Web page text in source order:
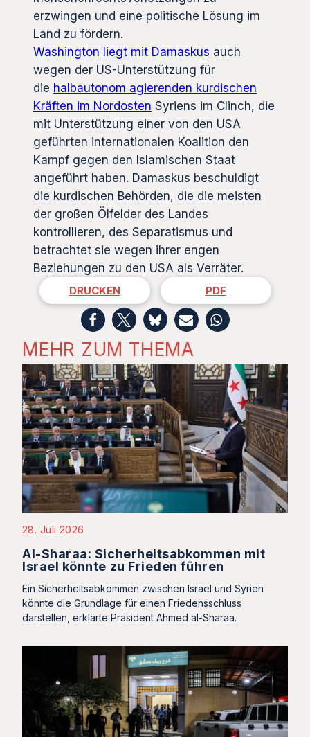
erzwingen und eine politische Lösung im
Land zu fördern.
Washington liegt mit Damaskus auch
wegen der US-Unterstützung für
die halbautonom agierenden kurdischen
Kräften im Nordosten Syriens im Clinch, die
mit Unterstützung einer von den USA
geführten internationalen Koalition den
Kampf gegen den Islamischen Staat
angeführt haben. Damaskus beschuldigt
die kurdischen Behörden, die die meisten
der großen Ölfelder des Landes
kontrollieren, des Separatismus und
betrachtet sie wegen ihrer engen
Beziehungen zu den USA als Verräter.
DRUCKEN PDF
MEHR ZUM THEMA
28. Juli 2026
Al-Sharaa: Sicherheitsabkommen mit
Israel könnte zu Frieden führen
Ein Sicherheitsabkommen zwischen Israel und Syrien
könnte die Grundlage für einen Friedensschluss
darstellen, erklärte Präsident Ahmed al-Sharaa.